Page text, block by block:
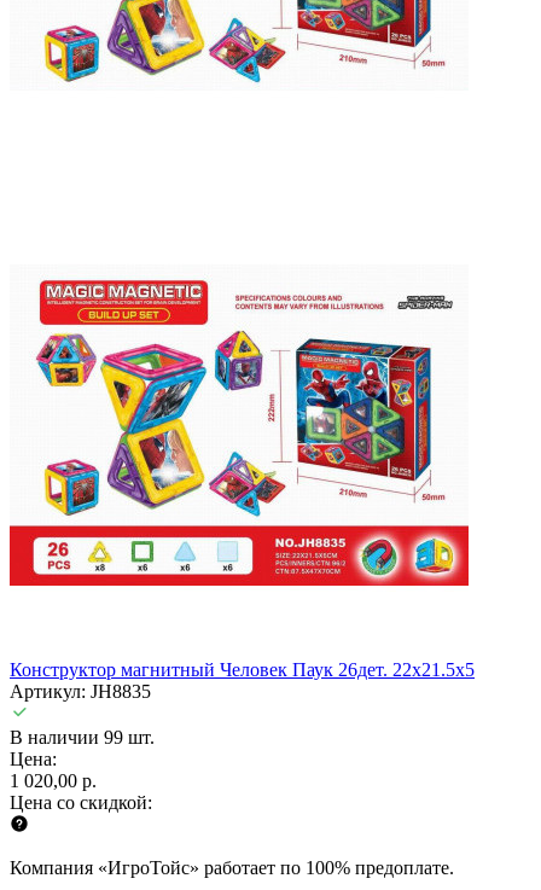
Конструктор магнитный Человек Паук 26дет. 22х21.5х5
Артикул: JH8835
В наличии 99 шт.
Цена:
1 020,00 р.
Цена со скидкой:
Компания «ИгроТойс» работает по 100% предоплате.